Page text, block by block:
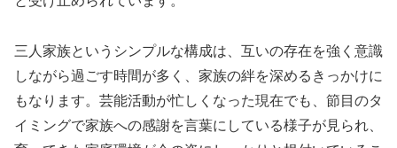
三人家族というシンプルな構成は、互いの存在を強く意識
しながら過ごす時間が多く、家族の絆を深めるきっかけに
もなります。芸能活動が忙しくなった現在でも、節目のタ
イミングで家族への感謝を言葉にしている様子が見られ、